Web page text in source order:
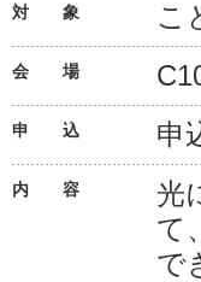
対 象 こ
会 場
申 込 申
内 容
光
て
で